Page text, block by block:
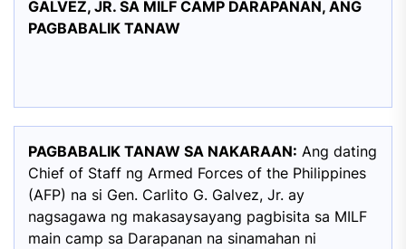
GALVEZ, JR. SA MILF CAMP DARAPANAN, ANG
PAGBABALIK TANAW
PAGBABALIK TANAW SA NAKARAAN: Ang dating
Chief of Staff ng Armed Forces of the Philippines
(AFP) na si Gen. Carlito G. Galvez, Jr. ay
nagsagawa ng makasaysayang pagbisita sa MILF
main camp sa Darapanan na sinamahan ni